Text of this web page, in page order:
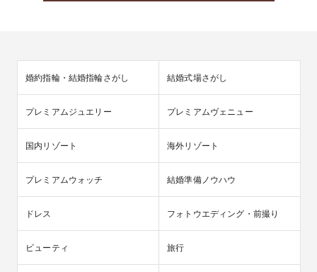
婚約指輪・結婚指輪さがし 結婚式場さがし
プレミアムジュエリー プレミアムヴェニュー
国内リゾート 海外リゾート
プレミアムウォッチ 結婚準備ノウハウ
ドレス フォトウエディング・前撮り
ビューティ 旅行